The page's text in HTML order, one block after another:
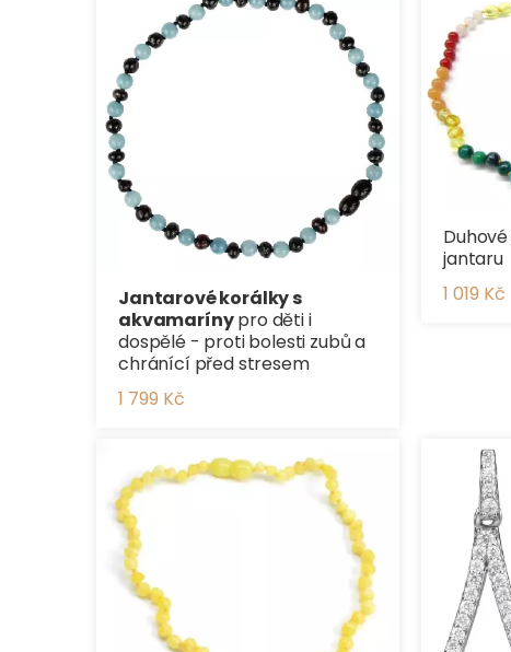
Jantarové korálky s
akvamarínypro děti i
dospělé - proti bolesti zubů a
chránící před stresem
1 799 Kč
Duhové
jantaru
1 019 Kč